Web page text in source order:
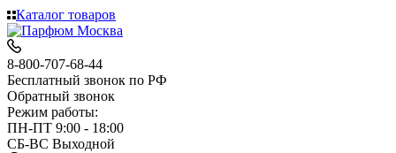
Каталог товаров
8-800-707-68-44
Бесплатный звонок по РФ
Обратный звонок
Режим работы:
ПН-ПТ 9:00 - 18:00
СБ-ВС Выходной